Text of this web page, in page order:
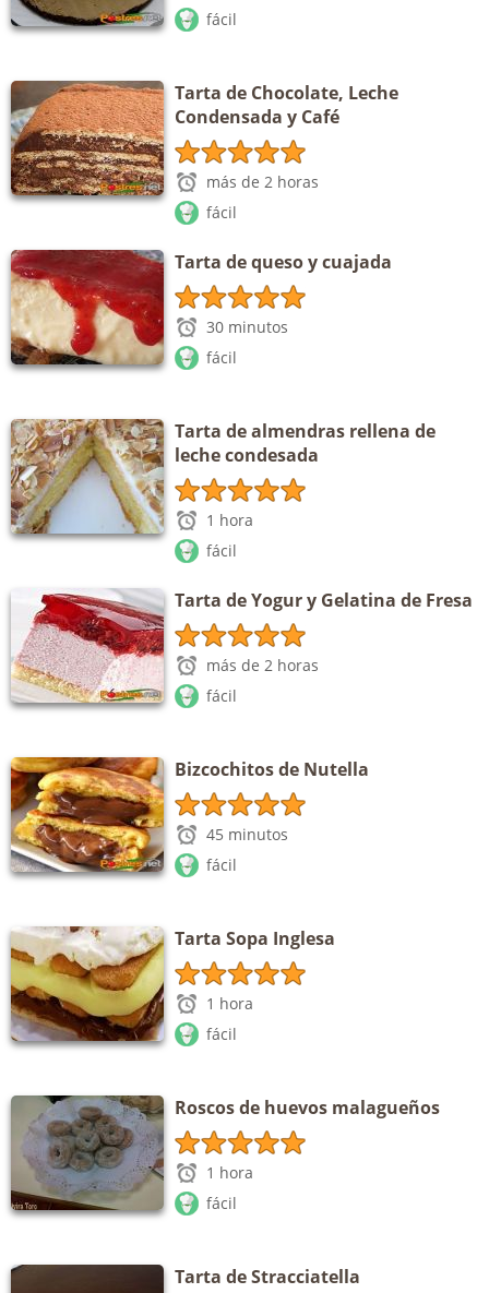
fácil
Tarta de Chocolate, Leche
Condensada y Café
más de 2 horas
fácil
Tarta de queso y cuajada
30 minutos
fácil
Tarta de almendras rellena de
leche condesada
1 hora
fácil
Tarta de Yogur y Gelatina de Fresa
más de 2 horas
fácil
Bizcochitos de Nutella
45 minutos
fácil
Tarta Sopa Inglesa
1 hora
fácil
Roscos de huevos malagueños
1 hora
fácil
Tarta de Stracciatella